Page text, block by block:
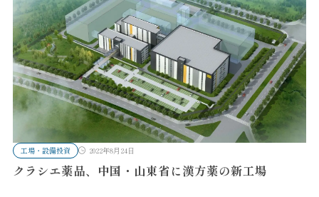
工場・設備投資 2022年8月24日
クラシエ薬品、中国・山東省に漢方薬の新工場